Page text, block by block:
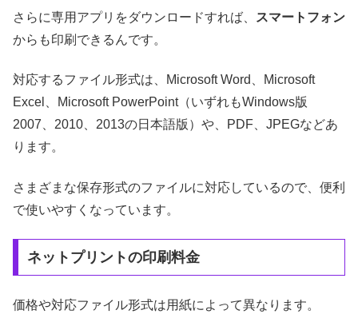
さらに専用アプリをダウンロードすれば、
スマートフォン
からも印刷できるんです。
対応するファイル形式は、Microsoft Word、Microsoft
Excel、Microsoft PowerPoint（いずれもWindows版
2007、2010、2013の日本語版）や、PDF、JPEGなどあ
ります。
さまざまな保存形式のファイルに対応しているので、便利
で使いやすくなっています。
ネットプリントの印刷料金
価格や対応ファイル形式は用紙によって異なります。